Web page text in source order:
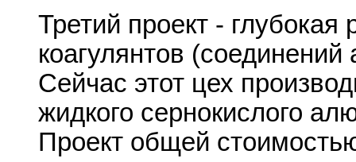
Третий проект - глубокая
коагулянтов
Сейчас этот цех
жидкого сернокислого
Проект общей